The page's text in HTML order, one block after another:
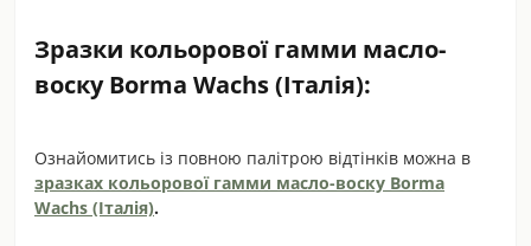
Зразки кольорової гамми масло-
воску Borma Wachs (Італія):
Ознайомитись із повною палітрою відтінків можна в
зразках кольорової гамми масло-воску Borma
Wachs (Італія).